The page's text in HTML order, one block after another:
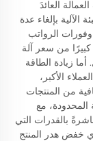
العائدَ
الآلية بإلغاء عدة
الرواتب
كبيرًا من سعر آلة
زيادة الطاقة
الأكبر،
من المنتجات
المحدودة، مع
بالقدرات التي
خفض هدر المنتج